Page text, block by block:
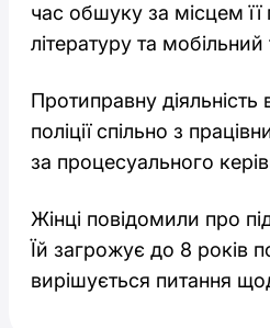
час обшуку за місцем
літературу та
Протиправну
поліції спільно з
за процесуального
Жінці повідомили про
Їй загрожує до 8 років
вирішується питання